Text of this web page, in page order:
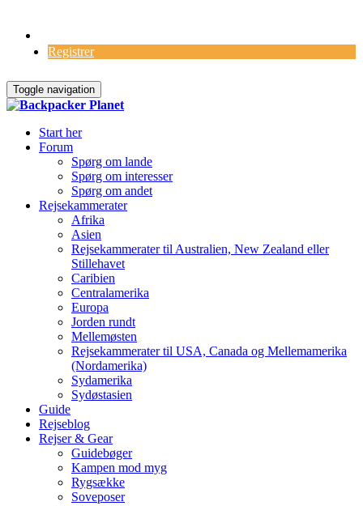
Registrer
Toggle navigation
Start her
Forum
Spørg om lande
Spørg om interesser
Spørg om andet
Rejsekammerater
Afrika
Asien
Rejsekammerater til Australien, New Zealand eller
Stillehavet
Caribien
Centralamerika
Europa
Jorden rundt
Mellemøsten
Rejsekammerater til USA, Canada og Mellemamerika
(Nordamerika)
Sydamerika
Sydøstasien
Guide
Rejseblog
Rejser & Gear
Guidebøger
Kampen mod myg
Rygsække
Soveposer